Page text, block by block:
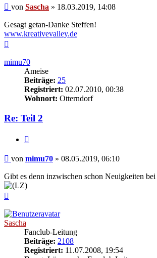
Beitrag
von Sascha » 18.03.2019, 14:08
Gesagt getan-Danke Steffen!
www.kreativevalley.de
mimu70
Ameise
Beiträge: 25
Registriert: 02.07.2010, 00:38
Wohnort: Otterndorf
Re: Teil 2
Beitrag
von mimu70 » 08.05.2019, 06:10
Gibt es denn inzwischen schon Neuigkeiten
Sascha
Fanclub-Leitung
Beiträge: 2108
Registriert: 11.07.2008, 19:54